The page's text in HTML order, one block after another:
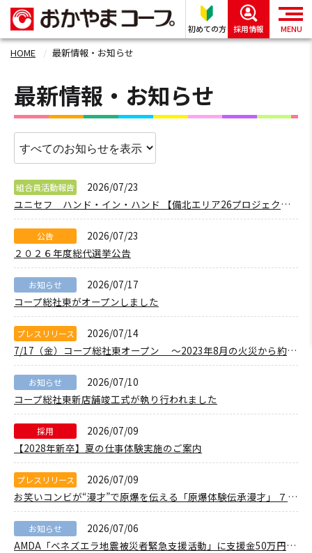
初めての方 採用情報 MENU
HOME 最新情報・お知らせ
最新情報・お知らせ
組合員活動報告
2026/07/23
ユニセフ ハンド・イン・ハンド 【備北エリア26プロジェクト】
公告
2026/07/23
２０２６年度総代選挙公告
お知らせ
2026/07/17
コープ総社東がオープンしました
プレスリリース
2026/07/14
7/17（金）コープ総社東オープン ～2023年8月の火災から約3年～
お知らせ
2026/07/10
コープ総社東新店舗竣工式が執り行われました
採用
2026/07/09
【2028年新卒】夏の仕事体験実施のご案内
プレスリリース
2026/07/09
お笑いコンビが“漫才”で原爆を伝える「原爆体験伝承漫才」 ７月２５日、「平和のひろば２０２６」開催
お知らせ
2026/07/06
AMDA「ベネズエラ地震被災者緊急支援活動」に支援金50万円拠出